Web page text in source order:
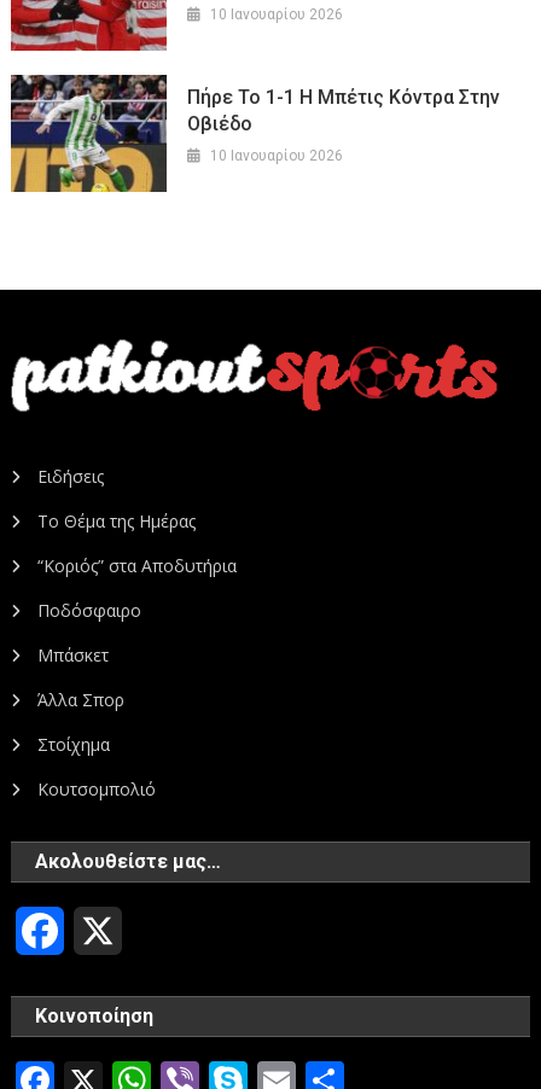
10 Ιανουαρίου 2026
Πήρε Το 1-1 Η Μπέτις Κόντρα Στην
Οβιέδο
10 Ιανουαρίου 2026
Ειδήσεις
Το Θέμα της Ημέρας
“Κοριός” στα Αποδυτήρια
Ποδόσφαιρο
Μπάσκετ
Άλλα Σπορ
Στοίχημα
Κουτσομπολιό
Ακολουθείστε μας…
Facebook
Κοινοποίηση